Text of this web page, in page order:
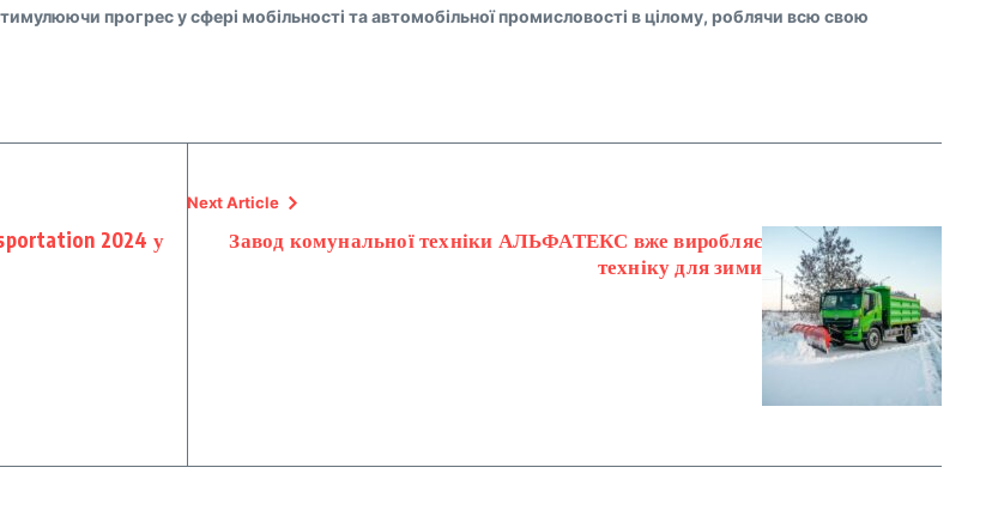
прогрес у сфері мобільності та автомобільної промисловості в цілому, роблячи всю свою
2024 у
Next Article
Завод комунальної техніки АЛЬФАТЕКС вже виробляє
техніку для зими